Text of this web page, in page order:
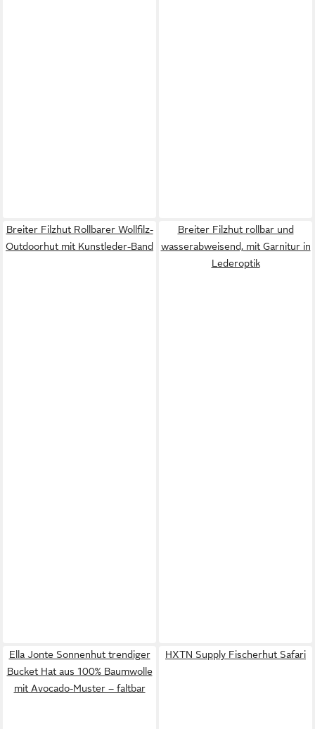
Breiter Filzhut Rollbarer Wollfilz-
Outdoorhut mit Kunstleder-Band
Breiter Filzhut rollbar und
wasserabweisend, mit Garnitur in
Lederoptik
Ella Jonte Sonnenhut trendiger
Bucket Hat aus 100% Baumwolle
mit Avocado-Muster – faltbar
HXTN Supply Fischerhut Safari